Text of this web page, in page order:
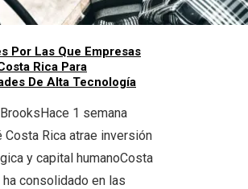
Por Las Que Empresas
Rica Para
De Alta Tecnología
Hace 1 semana
Costa Rica atrae inversión
y capital humanoCosta
ha consolidado en las